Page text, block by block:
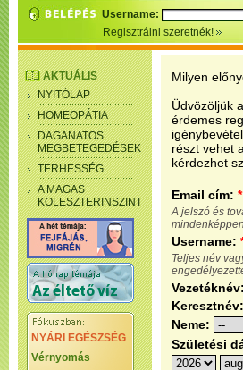
Username:
Regisztrálni szeretnék!
AKTUÁLIS
NYITÓLAP
HOMEOPÁTIA
DAGANATOS
MEGBETEGEDÉSEK
TERHESSÉG
A MAGAS
KOLESZTERINSZINT
NYÁRI EGÉSZSÉG
Vérnyomás
Milyen
Üdvözöljük
érdemes
részt vehet
kérdezhet
Email cím: *
A jelszó és
Username:
Teljes név
Vezetéknév:
Keresztnév:
Neme:
Születési